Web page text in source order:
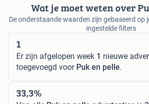
Wat je moet weten over
De onderstaande waarden zijn gebaseerd op
ingestelde filters
1
Er zijn afgelopen week 1 nieuwe
toegevoegd voor Puk en pelle.
33,3%